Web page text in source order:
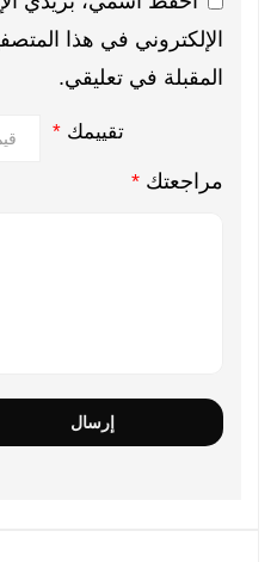
الإلكتروني في هذا
المقبلة في تعليقي.
تقييمك*
مراجعتك *